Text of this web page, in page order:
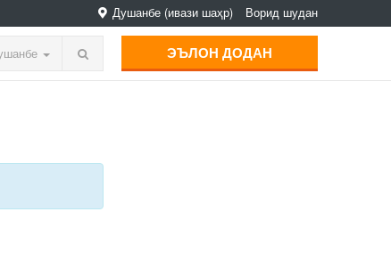
Душанбе (ивази шаҳр) Ворид шудан
ЭЪЛОН ДОДАН